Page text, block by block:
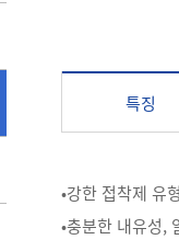
특징
•강한 접착제 유
•충분한 내유성,